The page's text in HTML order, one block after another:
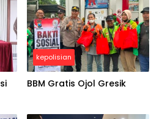
kepolisian
BBM Gratis Ojol Gresik